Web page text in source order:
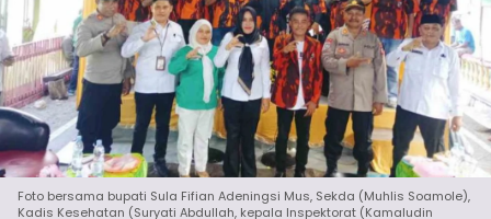
Foto bersama bupati Sula Fifian Adeningsi Mus, Sekda (Muhlis Soamole),
Kadis Kesehatan (Suryati Abdullah, kepala Inspektorat (Kamaludin